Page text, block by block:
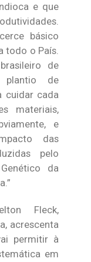
e que
básico
todo o País.
de
de
cuidar cada
materiais,
e
das
pelo
da
Fleck,
acrescenta
permitir à
em